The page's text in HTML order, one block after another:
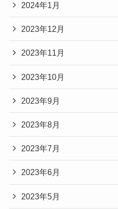
2024年1月
2023年12月
2023年11月
2023年10月
2023年9月
2023年8月
2023年7月
2023年6月
2023年5月